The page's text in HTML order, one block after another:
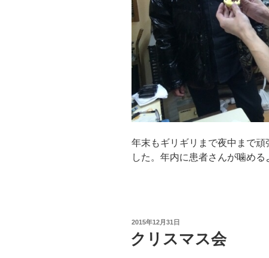
年末もギリギリまで夜中まで
した。年内に患者さんが噛める
投
日:
2015年12月31日
クリスマス会